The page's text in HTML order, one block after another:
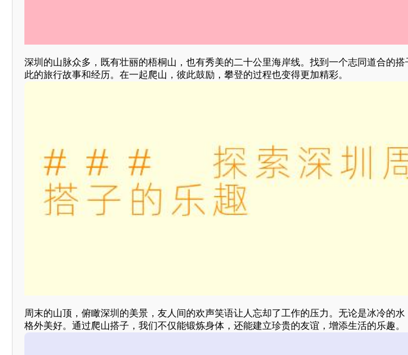
深圳的山脉众多，既有壮丽的梧桐山，也有秀美的二十公里海岸线。找到一个志同道合的
此的旅行故事和经历。在一起爬山，彼此鼓励，攀登的过程也变得更加精彩。
周末的山顶，俯瞰深圳的美景，友人间的欢声笑语让人忘却了工作的压力。无论是冰冷的
格外美好。通过爬山搭子，我们不仅能锻炼身体，还能建立珍贵的友谊，增添生活的乐趣。